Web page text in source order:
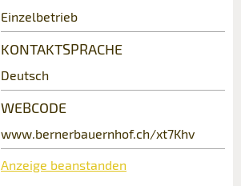
Einzelbetrieb
KONTAKTSPRACHE
Deutsch
WEBCODE
www.bernerbauernhof.ch/xt7Khv
Anzeige beanstanden